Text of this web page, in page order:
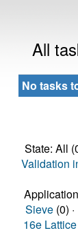
All
No tasks
State: All
Validation
Sieve (0) ·
16e